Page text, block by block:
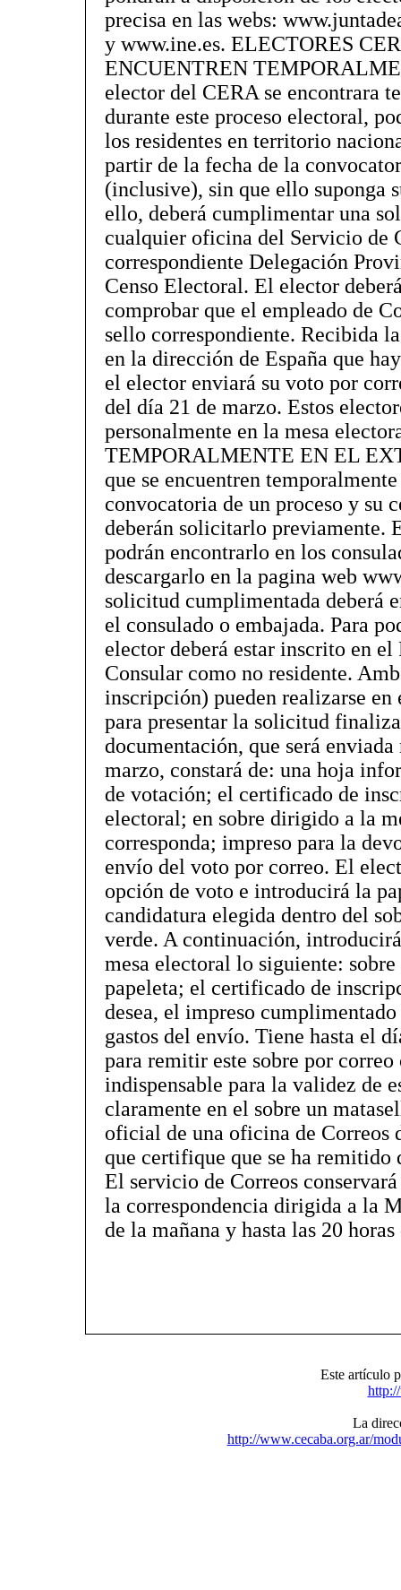
precisa en las webs:
y www.ine.es. ELECTORES
ENCUENTREN
elector del CERA se encontrara
durante este proceso electoral,
los residentes en territorio
partir de la fecha de la
(inclusive), sin que ello suponga
ello, deberá cumplimentar una
cualquier oficina del Servicio de
correspondiente Delegación
Censo Electoral. El elector
comprobar que el empleado de
sello correspondiente. Recibida
en la dirección de España que
el elector enviará su voto por
del día 21 de marzo. Estos
personalmente en la mesa
TEMPORALMENTE EN EL
que se encuentren
convocatoria de un proceso y su
deberán solicitarlo previamente.
podrán encontrarlo en los
descargarlo en la pagina web
solicitud cumplimentada deberá
el consulado o embajada. Para
elector deberá estar inscrito en
Consular como no residente.
inscripción) pueden realizarse
para presentar la solicitud
documentación, que será
marzo, constará de: una hoja
de votación; el certificado de
electoral; en sobre dirigido a la
corresponda; impreso para la
envío del voto por correo. El
opción de voto e introducirá la
candidatura elegida dentro del
verde. A continuación,
mesa electoral lo siguiente:
papeleta; el certificado de
desea, el impreso
gastos del envío. Tiene hasta el
para remitir este sobre por
indispensable para la validez de
claramente en el sobre un
oficial de una oficina de Correos
que certifique que se ha remitido
El servicio de Correos
la correspondencia dirigida a la
de la mañana y hasta las 20
Este artículo
La
http://www.cecaba.org.ar/